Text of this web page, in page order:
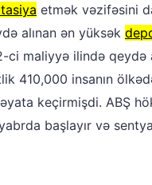
etmək vəzifəsini
alınan ən yüksək
ci maliyyə ilində qeydə
410,000 insanın
həyata keçirmişdi. ABŞ
başlayır və